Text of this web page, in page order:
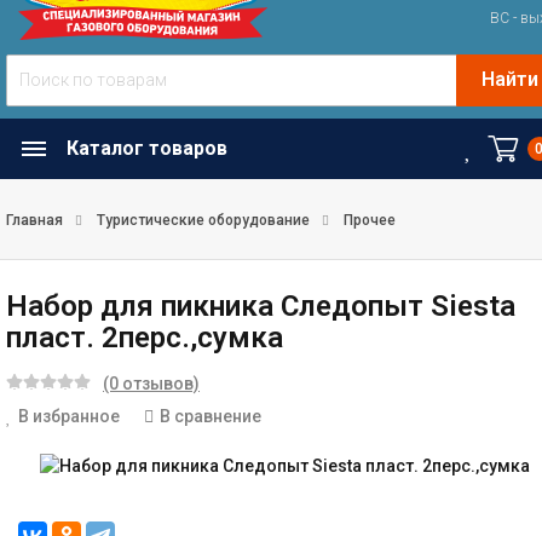
ВС -
Найти
Каталог товаров
Главная Туристические оборудование Прочее
Набор для пикника Следопыт Siesta
пласт. 2перс.,сумка
(0 отзывов)
В избранное
В сравнение